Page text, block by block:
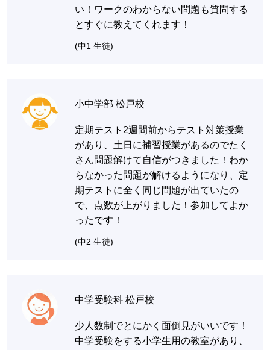
い！ワークのわからない問題も質問する
とすぐに教えてくれます！
(中1 生徒)
小中学部 松戸校
定期テスト2週間前からテスト対策授業
があり、土日に補習授業があるのでたく
さん問題解けて自信がつきました！わか
らなかった問題が解けるようになり、定
期テストに全く同じ問題が出ていたの
で、点数が上がりました！参加してよか
ったです！
(中2 生徒)
中学受験科 松戸校
少人数制でとにかく面倒見がいいです！
中学受験をする小学生用の教室があり、